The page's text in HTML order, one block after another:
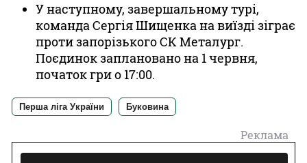
У наступному, завершальному турі,
команда Сергія Шищенка на виїзді зіграє
проти запорізького СК Металург.
Поєдинок заплановано на 1 червня,
початок гри о 17:00.
Перша ліга України Буковина
Реклама